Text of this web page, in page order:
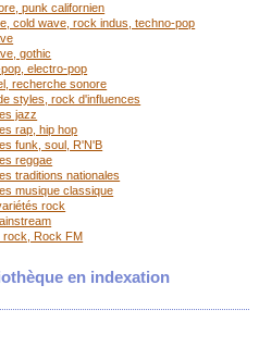
punk californien
cold wave, rock indus, techno-pop
gothic
electro-pop
recherche sonore
styles, rock d'influences
jazz
rap, hip hop
funk, soul, R'N'B
reggae
traditions nationales
musique classique
rock
rock, Rock FM
en indexation